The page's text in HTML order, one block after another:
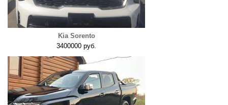
Kia Sorento
3400000 руб.